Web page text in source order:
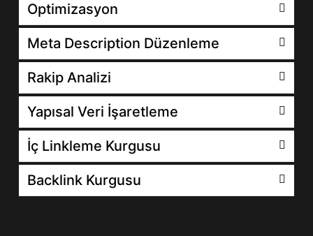
Optimizasyon
Meta Description Düzenleme
Rakip Analizi
Yapısal Veri İşaretleme
İç Linkleme Kurgusu
Backlink Kurgusu